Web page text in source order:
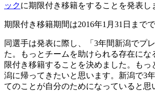
ックに期限付き移籍をすることを発表し
期限付き移籍期間は2016年1月31日までで
同選手は発表に際し、「3年間新潟でプ
た。もっとチームを助けられる存在にな
限付き移籍することを決めました。もっ
潟に帰ってきたいと思います。新潟で3
てのことが自分のためになっていると思